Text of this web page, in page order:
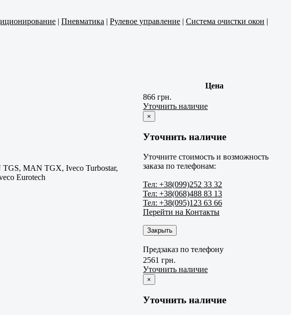
| Пневматика | Рулевое управление | Система очистки окон |
Цена
MAN TGX, Iveco Turbostar,
Eurotech
866 грн.
Уточнить наличие
×
Уточнить наличие
Уточните стоимость и возможность
заказа по телефонам:
Тел: +38(099)252 33 32
Тел: +38(068)488 83 13
Тел: +38(095)123 63 66
Перейти на Контакты
Закрыть
Предзаказ по телефону
2561 грн.
Уточнить наличие
×
Уточнить наличие